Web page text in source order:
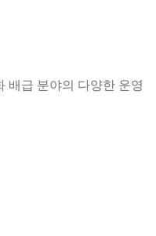
배급 분야의 다양한 운영